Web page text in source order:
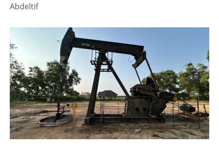
Abdeltif